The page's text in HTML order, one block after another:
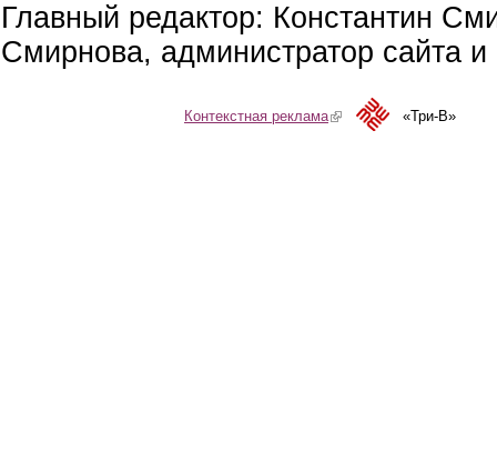
Главный редактор: Константин
Смирнова, администратор сайта
Контекстная реклама(link is external)«Три-В»